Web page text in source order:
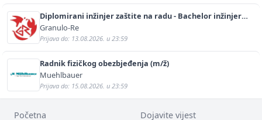
Diplomirani inžinjer zaštite na radu - Bachelor inžinjer
sigurnosti i pomoći (m/ž)
Granulo-Re
Prijava do: 13.08.2026. u 23:59
Radnik fizičkog obezbjeđenja (m/ž)
Muehlbauer
Prijava do: 15.08.2026. u 23:59
Početna Dojavite vijest